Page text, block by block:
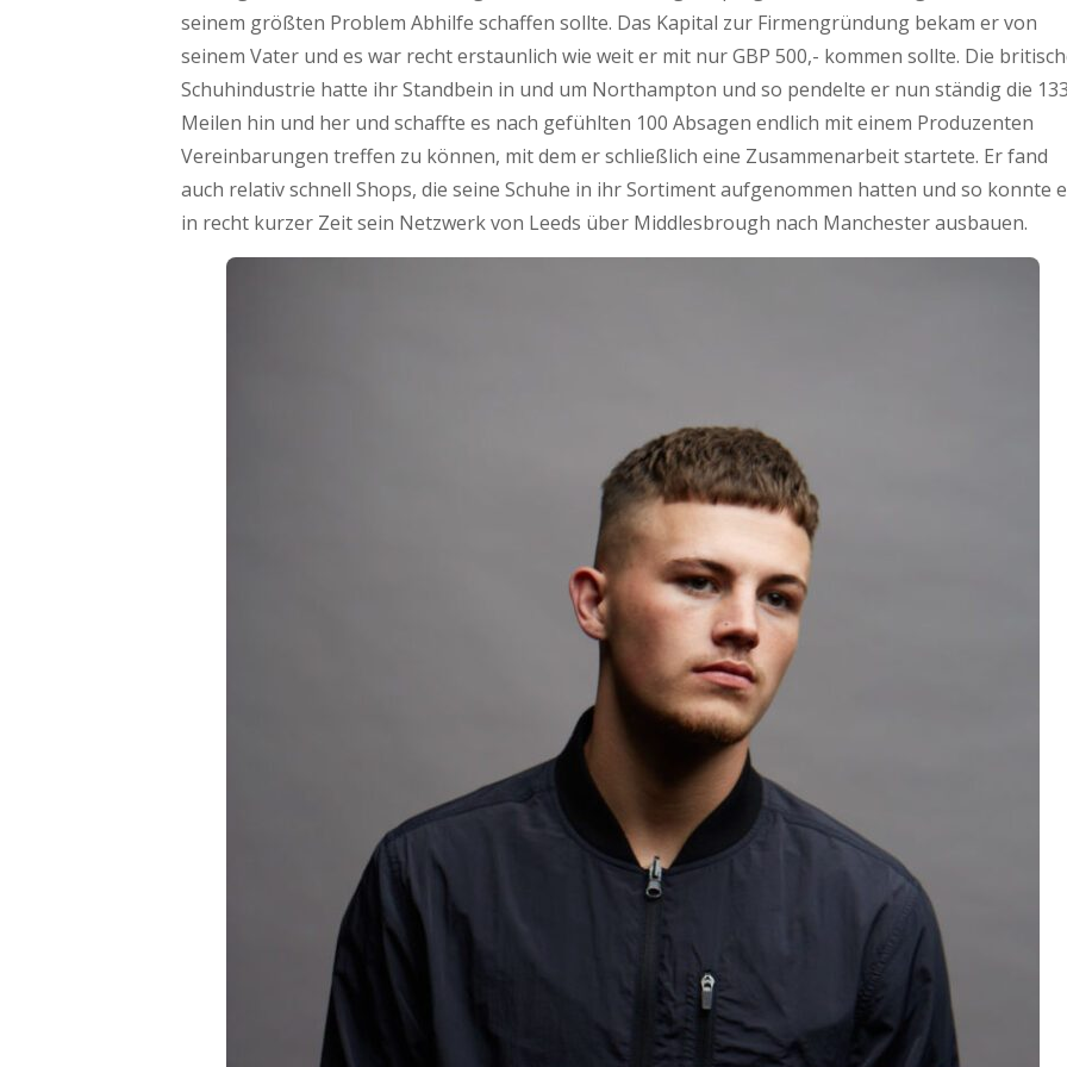
seinem größten Problem Abhilfe schaffen sollte. Das Kapital zur Firmengründung bekam er von
seinem Vater und es war recht erstaunlich wie weit er mit nur GBP 500,- kommen sollte. Die
Schuhindustrie hatte ihr Standbein in und um Northampton und so pendelte er nun ständig die 133
Meilen hin und her und schaffte es nach gefühlten 100 Absagen endlich mit einem Produzenten
Vereinbarungen treffen zu können, mit dem er schließlich eine Zusammenarbeit startete. Er fand
auch relativ schnell Shops, die seine Schuhe in ihr Sortiment aufgenommen hatten und so konnte
in recht kurzer Zeit sein Netzwerk von Leeds über Middlesbrough nach Manchester ausbauen.